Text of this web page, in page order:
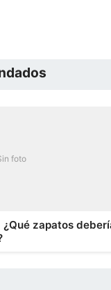
foto
¿Qué zapatos